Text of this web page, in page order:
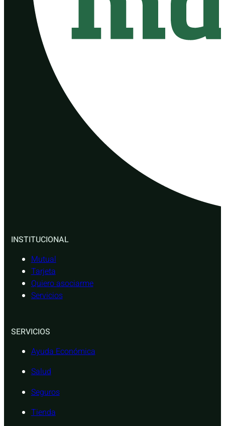
INSTITUCIONAL
Mutual
Tarjeta
Quiero asociarme
Servicios
SERVICIOS
Ayuda Económica
Salud
Seguros
Tienda